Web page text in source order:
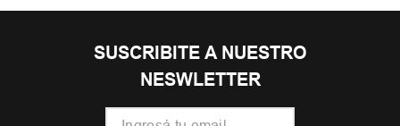
SUSCRIBITE A NUESTRO
NESWLETTER